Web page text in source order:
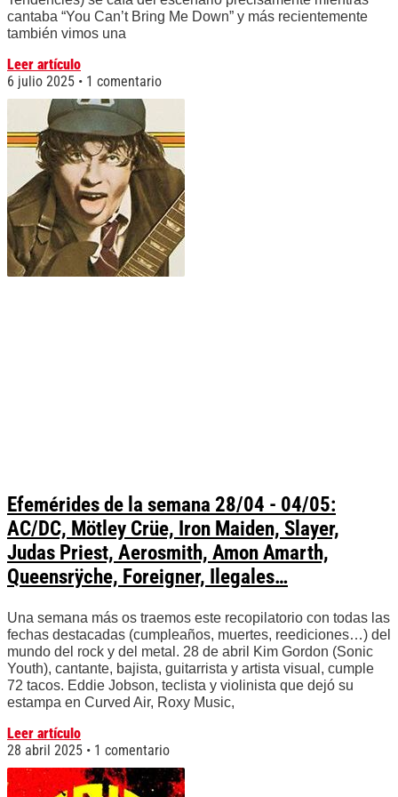
cantaba “You Can’t Bring Me Down” y más recientemente
también vimos una
Leer artículo
6 julio 2025
1 comentario
Efemérides de la semana 28/04 - 04/05:
AC/DC, Mötley Crüe, Iron Maiden, Slayer,
Judas Priest, Aerosmith, Amon Amarth,
Queensrÿche, Foreigner, Ilegales…
Una semana más os traemos este recopilatorio con todas las
fechas destacadas (cumpleaños, muertes, reediciones…) del
mundo del rock y del metal. 28 de abril Kim Gordon (Sonic
Youth), cantante, bajista, guitarrista y artista visual, cumple
72 tacos. Eddie Jobson, teclista y violinista que dejó su
estampa en Curved Air, Roxy Music,
Leer artículo
28 abril 2025
1 comentario